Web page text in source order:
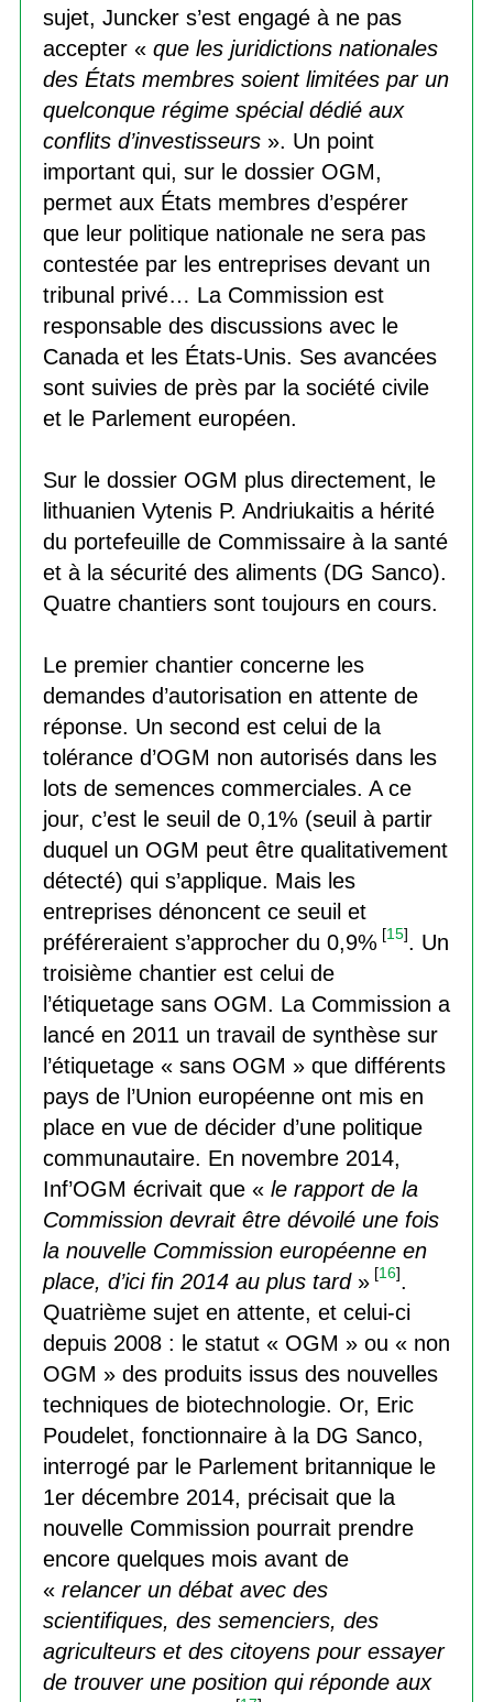
sujet, Juncker s’est engagé à ne pas
accepter « que les juridictions nationales
des États membres soient limitées par un
quelconque régime spécial dédié aux
conflits d’investisseurs». Un point
important qui, sur le dossier OGM,
permet aux États membres d’espérer
que leur politique nationale ne sera pas
contestée par les entreprises devant un
tribunal privé… La Commission est
responsable des discussions avec le
Canada et les États-Unis. Ses avancées
sont suivies de près par la société civile
et le Parlement européen.
Sur le dossier OGM plus directement, le
lithuanien Vytenis P. Andriukaitis a hérité
du portefeuille de Commissaire à la santé
et à la sécurité des aliments (DG Sanco).
Quatre chantiers sont toujours en cours.
Le premier chantier concerne les
demandes d’autorisation en attente de
réponse. Un second est celui de la
tolérance d’OGM non autorisés dans les
lots de semences commerciales. A ce
jour, c’est le seuil de 0,1% (seuil à partir
duquel un OGM peut être qualitativement
détecté) qui s’applique. Mais les
entreprises dénoncent ce seuil et
préféreraient s’approcher du 0,9% [15]. Un
troisième chantier est celui de
l’étiquetage sans OGM. La Commission a
lancé en 2011 un travail de synthèse sur
l’étiquetage « sans OGM » que différents
pays de l’Union européenne ont mis en
place en vue de décider d’une politique
communautaire. En novembre 2014,
Inf’OGM écrivait que « le rapport de la
Commission devrait être dévoilé une fois
la nouvelle Commission européenne en
place, d’ici fin 2014 au plus tard» [16].
Quatrième sujet en attente, et celui-ci
depuis 2008 : le statut « OGM » ou « non
OGM » des produits issus des nouvelles
techniques de biotechnologie. Or, Eric
Poudelet, fonctionnaire à la DG Sanco,
interrogé par le Parlement britannique le
1er décembre 2014, précisait que la
nouvelle Commission pourrait prendre
encore quelques mois avant de
« relancer un débat avec des
scientifiques, des semenciers, des
agriculteurs et des citoyens pour essayer
de trouver une position qui réponde aux